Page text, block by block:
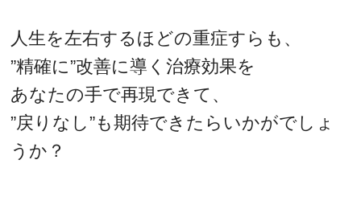
人生を左右するほどの重症すらも、
”精確に”改善に導く治療効果を
あなたの手で再現できて、
”戻りなし”も期待できたらいかがでしょ
うか？